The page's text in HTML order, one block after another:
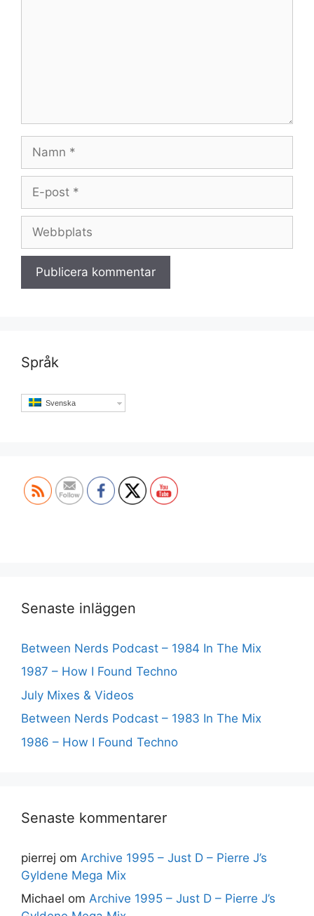
post
Språk
Svenska
Senaste inläggen
Between Nerds Podcast – 1984 In The Mix
1987 – How I Found Techno
July Mixes & Videos
Between Nerds Podcast – 1983 In The Mix
1986 – How I Found Techno
Senaste kommentarer
pierrej om Archive 1995 – Just D – Pierre J’s
Gyldene Mega Mix
Michael om Archive 1995 – Just D – Pierre J’s